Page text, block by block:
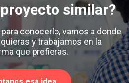
similar?
conocerlo, vamos a donde
y trabajamos en la
que prefieras.
esa idea